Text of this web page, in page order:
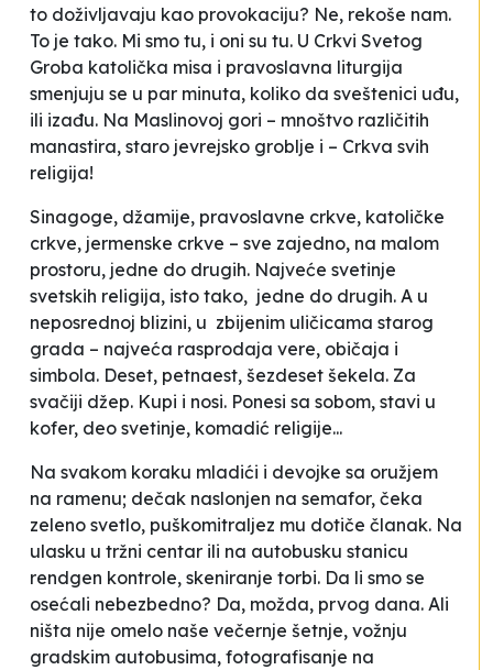
to doživljavaju kao provokaciju? Ne, rekoše nam.
To je tako. Mi smo tu, i oni su tu. U Crkvi Svetog
Groba katolička misa i pravoslavna liturgija
smenjuju se u par minuta, koliko da sveštenici uđu,
ili izađu. Na Maslinovoj gori – mnoštvo različitih
manastira, staro jevrejsko groblje i – Crkva svih
religija!
Sinagoge, džamije, pravoslavne crkve, katoličke
crkve, jermenske crkve – sve zajedno, na malom
prostoru, jedne do drugih. Najveće svetinje
svetskih religija, isto tako, jedne do drugih. A u
neposrednoj blizini, u zbijenim uličicama starog
grada – najveća rasprodaja vere, običaja i
simbola. Deset, petnaest, šezdeset šekela. Za
svačiji džep. Kupi i nosi. Ponesi sa sobom, stavi u
kofer, deo svetinje, komadić religije...
Na svakom koraku mladići i devojke sa oružjem
na ramenu; dečak naslonjen na semafor, čeka
zeleno svetlo, puškomitraljez mu dotiče članak. Na
ulasku u tržni centar ili na autobusku stanicu
rendgen kontrole, skeniranje torbi. Da li smo se
osećali nebezbedno? Da, možda, prvog dana. Ali
ništa nije omelo naše večernje šetnje, vožnju
gradskim autobusima, fotografisanje na